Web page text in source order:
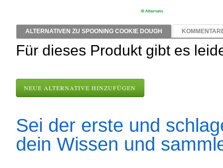
ALTERNATIVEN ZU SPOONING COOKIE DOUGH
Für dieses Produkt gibt es
NEUE ALTERNATIVE HINZUFÜGEN
Sei der erste und
dein Wissen und